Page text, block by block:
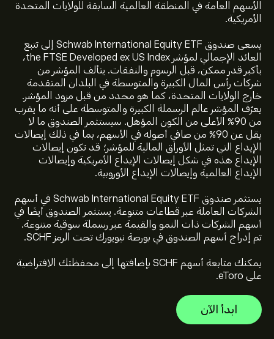
الأسهم العامة في المنطقة العالمية السابقة للولايات المتحدة
الأمريكية.
يسعى صندوق Schwab International Equity ETF إلى تتبع
العائد الإجمالي لمؤشر the FTSE Developed ex US Index،
بأكبر قدر ممكن، قبل الرسوم والنفقات. يتألف المؤشر من
شركات رأس المال الكبيرة والمتوسطة في البلدان المتقدمة
خارج الولايات المتحدة، كما هو محدد من قبل مزود المؤشر.
يعرّف المؤشر عالم الرسملة الكبيرة والمتوسطة على أنه ما يقرب
من 90٪ الأعلى من الكون المؤهل. سيستثمر الصندوق ما لا
يقل عن 90٪ من صافي أصوله في الأسهم، بما في ذلك إيصالات
الإيداع التي تمثل الأوراق المالية للمؤشر؛ قد تكون إيصالات
الإيداع هذه في شكل إيصالات الإيداع الأمريكية وإيصالات
الإيداع العالمية وإيصالات الإيداع الأوروبية.
يستثمر صندوق Schwab International Equity ETF في أسهم
الشركات العاملة عبر قطاعات متنوعة. يستثمر الصندوق أيضًا في
أسهم الشركات ذات النمو والقيمة عبر رسملة سوقية متنوعة.
تم إدراج أسهم الصندوق في بورصة نيويورك تحت الرمز SCHF.
يمكنك متابعة أسهم SCHF بإضافتها إلى محفظتك الافتراضية
على eToro.
ابدأ الآن
السعر الحالي لـ SCHF هو 27.94‎$‎ دولار
أعلى سعر على الإطلاق لـ Schwab International Equity ETF
هو 28.40‎$‎ دولار
International Equity ETF بين 5.49‎$‎ خلال السنة الماضية.